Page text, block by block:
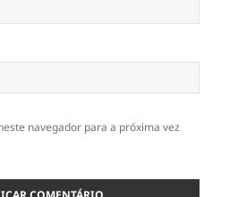
navegador para a próxima vez